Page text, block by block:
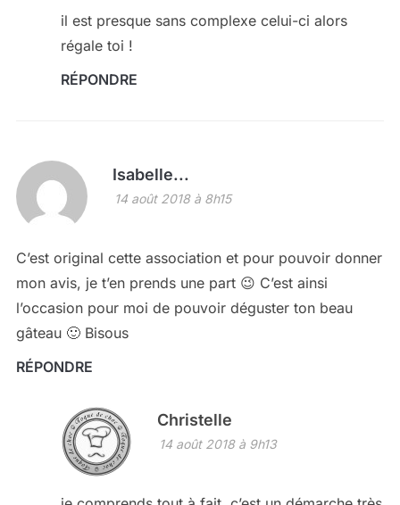
il est presque sans complexe celui-ci alors
régale toi !
RÉPONDRE
Isabelle...
14 août 2018 à 8h15
C’est original cette association et pour pouvoir donner
mon avis, je t’en prends une part 😉 C’est ainsi
l’occasion pour moi de pouvoir déguster ton beau
gâteau 🙂 Bisous
RÉPONDRE
Christelle
14 août 2018 à 9h13